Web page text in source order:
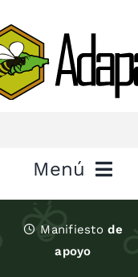
Menú
Manifiesto de
apoyo